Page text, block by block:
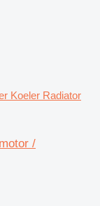
Koeler Radiator
/